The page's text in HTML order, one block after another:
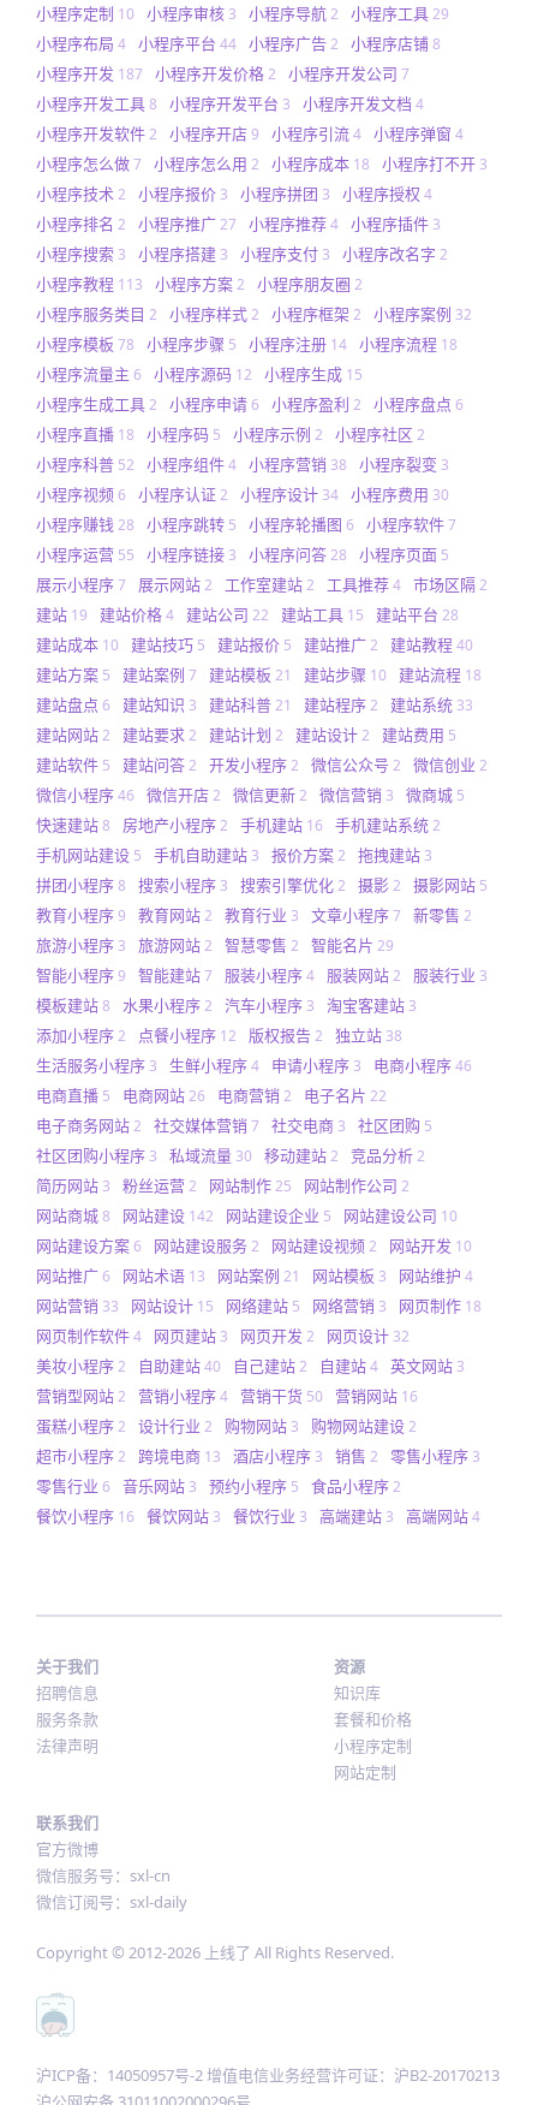
小程序定制 10 小程序审核 3 小程序导航2 小程序工具29
小程序布局 4 小程序平台 44 小程序广告2 小程序店铺8
小程序开发 187 小程序开发价格2 小程序开发公司 7
小程序开发工具8 小程序开发平台 3 小程序开发文档 4
小程序开发软件2 小程序开店9 小程序引流4 小程序弹窗 4
小程序怎么做7 小程序怎么用 2 小程序成本 18 小程序打不开 3
小程序技术2 小程序报价 3 小程序拼团 3 小程序授权 4
小程序排名 2 小程序推广27 小程序推荐4 小程序插件 3
小程序搜索 3 小程序搭建 3 小程序支付 3 小程序改名字 2
小程序教程 113 小程序方案2 小程序朋友圈 2
小程序服务类目 2 小程序样式2 小程序框架 2 小程序案例 32
小程序模板 78 小程序步骤 5 小程序注册 14 小程序流程 18
小程序流量主 6 小程序源码 12 小程序生成 15
小程序生成工具2 小程序申请6 小程序盈利 2 小程序盘点 6
小程序直播 18 小程序码 5 小程序示例 2 小程序社区 2
小程序科普 52 小程序组件4 小程序营销 38 小程序裂变 3
小程序视频6 小程序认证2 小程序设计 34 小程序费用 30
小程序赚钱28 小程序跳转 5 小程序轮播图 6 小程序软件7
小程序运营 55 小程序链接 3 小程序问答28 小程序页面 5
展示小程序7 展示网站2 工作室建站2 工具推荐4 市场区隔2
建站 19 建站价格4 建站公司 22 建站工具 15 建站平台 28
建站成本 10 建站技巧 5 建站报价 5 建站推广2 建站教程40
建站方案 5 建站案例 7 建站模板 21 建站步骤 10 建站流程 18
建站盘点 6 建站知识 3 建站科普21 建站程序2 建站系统 33
建站网站2 建站要求2 建站计划 2 建站设计2 建站费用 5
建站软件 5 建站问答2 开发小程序2 微信公众号 2 微信创业 2
微信小程序46 微信开店2 微信更新2 微信营销 3 微商城 5
快速建站8 房地产小程序2 手机建站 16 手机建站系统2
手机网站建设 5 手机自助建站 3 报价方案2 拖拽建站 3
拼团小程序8 搜索小程序 3 搜索引擎优化2 摄影2 摄影网站 5
教育小程序9 教育网站2 教育行业 3 文章小程序7 新零售 2
旅游小程序 3 旅游网站2 智慧零售 2 智能名片 29
智能小程序9 智能建站7 服装小程序4 服装网站2 服装行业 3
模板建站8 水果小程序2 汽车小程序 3 淘宝客建站 3
添加小程序2 点餐小程序 12 版权报告2 独立站 38
生活服务小程序 3 生鲜小程序4 申请小程序 3 电商小程序46
电商直播 5 电商网站26 电商营销 2 电子名片 22
电子商务网站2 社交媒体营销 7 社交电商 3 社区团购 5
社区团购小程序 3 私域流量 30 移动建站2 竞品分析2
简历网站 3 粉丝运营2 网站制作25 网站制作公司 2
网站商城8 网站建设 142 网站建设企业 5 网站建设公司 10
网站建设方案6 网站建设服务2 网站建设视频2 网站开发 10
网站推广6 网站术语 13 网站案例 21 网站模板 3 网站维护 4
网站营销 33 网站设计 15 网络建站 5 网络营销 3 网页制作 18
网页制作软件4 网页建站 3 网页开发 2 网页设计 32
美妆小程序2 自助建站40 自己建站2 自建站4 英文网站 3
营销型网站2 营销小程序4 营销干货 50 营销网站 16
蛋糕小程序2 设计行业 2 购物网站 3 购物网站建设2
超市小程序2 跨境电商 13 酒店小程序 3 销售 2 零售小程序 3
零售行业 6 音乐网站 3 预约小程序 5 食品小程序2
餐饮小程序 16 餐饮网站 3 餐饮行业 3 高端建站 3 高端网站4
关于我们
招聘信息
服务条款
法律声明
资源
知识库
套餐和价格
小程序定制
网站定制
联系我们
官方微博
微信服务号：sxl-cn
微信订阅号：sxl-daily
Copyright © 2012-2026 上线了 All Rights Reserved.
沪ICP备：14050957号-2 增值电信业务经营许可证：沪B2-20170213